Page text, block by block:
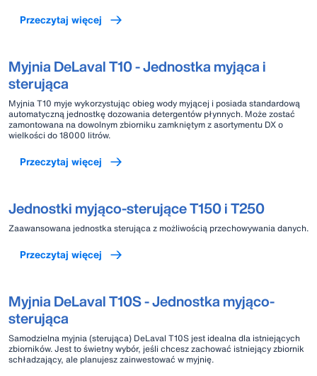
Przeczytaj więcej
Myjnia DeLaval T10 - Jednostka myjąca i
sterująca
Myjnia T10 myje wykorzystując obieg wody myjącej i posiada standardową
automatyczną jednostkę dozowania detergentów płynnych. Może zostać
zamontowana na dowolnym zbiorniku zamkniętym z asortymentu DX o
wielkości do 18000 litrów.
Przeczytaj więcej
Jednostki myjąco-sterujące T150 i T250
Zaawansowana jednostka sterująca z możliwością przechowywania danych.
Przeczytaj więcej
Myjnia DeLaval T10S - Jednostka myjąco-
sterująca
Samodzielna myjnia (sterująca) DeLaval T10S jest idealna dla istniejących
zbiorników. Jest to świetny wybór, jeśli chcesz zachować istniejący zbiornik
schładzający, ale planujesz zainwestować w myjnię.